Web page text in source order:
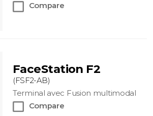
Compare
FaceStation F2
(FSF2-AB)
Terminal avec Fusion multimodal
Compare